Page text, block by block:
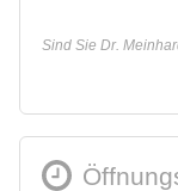
Sind Sie Dr.